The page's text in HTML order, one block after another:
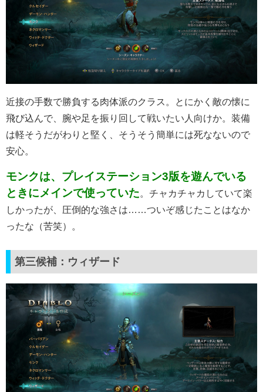
近接の手数で勝負する肉体派のクラス。とにかく敵の懐に
飛び込んで、腕や足を振り回して戦いたい人向けか。装備
は軽そうだがわりと堅く、そうそう簡単には死なないので
安心。
モンクは、プレイステーション3版を遊んでいる
ときにメインで使っていた。チャカチャカしていて楽
しかったが、圧倒的な強さは……ついぞ感じたことはなか
ったな（苦笑）。
第三候補：ウィザード